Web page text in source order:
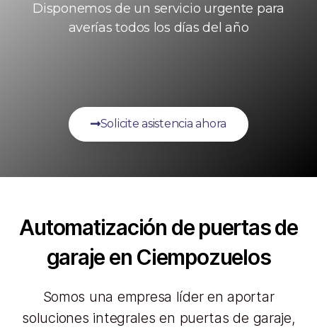
Disponemos de un servicio urgente para
averías todos los días del año
Solicite asistencia ahora
Automatización de puertas de
garaje en Ciempozuelos
Somos una empresa líder en aportar
soluciones integrales en puertas de garaje,